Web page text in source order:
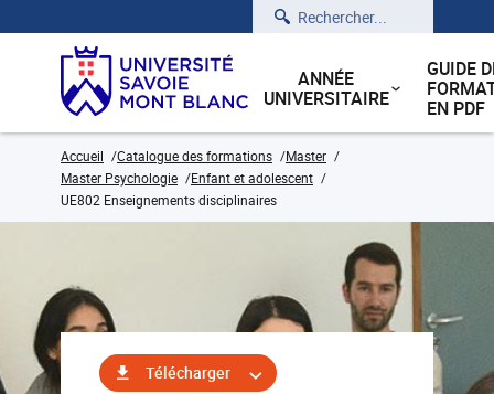
Rechercher
ANNÉE
UNIVERSITAIRE
GUIDE
EN PDF
Accueil Catalogue des formations
Master
Master Psychologie
Enfant et adolescent
UE802 Enseignements disciplinaires
Télécharger